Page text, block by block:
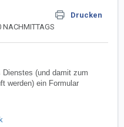
Drucken
(und damit zum
werden) ein Formular